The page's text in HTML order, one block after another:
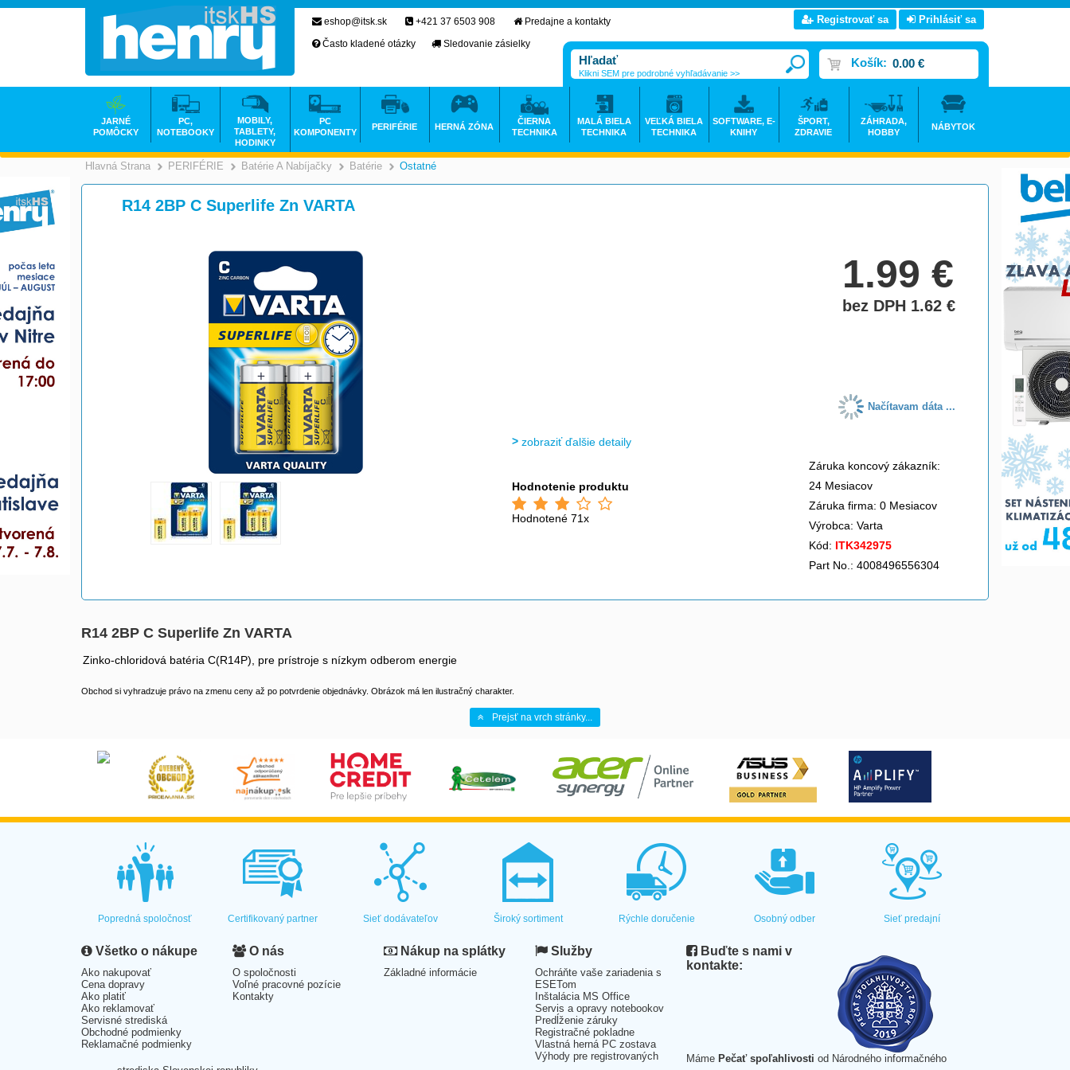
Hlavná Strana >
PERIFÉRIE >
Batérie A Nabíjačky >Batérie Ostatné
R14 2BP C Superlife Zn VARTA
1.99€
bez DPH 1.62€
Načítavam dáta ...
zobraziť ďalšie detaily
Hodnotenie produktu
Hodnotené 71x
Záruka koncový zákazník:
24 Mesiacov
Záruka firma: 0 Mesiacov
Výrobca: Varta
Kód: ITK342975
Part No.: 4008496556304
R14 2BP C Superlife Zn VARTA
Zinko-chloridová batéria C(R14P), pre prístroje s nízkym odberom energie
Obchod si vyhradzuje právo na zmenu ceny až po potvrdenie objednávky. Obrázok má len ilustračný charakter.
Prejsť na vrch stránky...
eshop@itsk.sk +421 37 6503 908
Predajne a kontakty
Často kladené otázky
Sledovanie zásielky
Registrovať sa Prihlásiť sa
Košík: 0.00 €
Klikni SEM pre podrobné vyhľadávanie >>
JARNÉ
POMÔCKY
PC,
NOTEBOOKY
MOBILY,
TABLETY,
HODINKY
PC
KOMPONENTY
PERIFÉRIE HERNÁ ZÓNA
ČIERNA
TECHNIKA
MALÁ BIELA
TECHNIKA
VEĽKÁ BIELA
TECHNIKA
SOFTWARE, E-
KNIHY
ŠPORT,
ZDRAVIE
ZÁHRADA,
HOBBY
NÁBYTOK
Popredná spoločnosť Certifikovaný partner Sieť dodávateľov Široký sortiment Rýchle doručenie Osobný odber Sieť predajní
Všetko o nákupe
Ako nakupovať
Cena dopravy
Ako platiť
Ako reklamovať
Servisné strediská
Obchodné podmienky
Reklamačné podmienky
O nás
O spoločnosti
Voľné pracovné pozície
Kontakty
Nákup na splátky
Základné informácie
Služby
Ochráňte vaše zariadenia s
ESETom
Inštalácia MS Office
Servis a opravy notebookov
Predĺženie záruky
Registračné pokladne
Vlastná herná PC zostava
Výhody pre registrovaných
Buďte s nami v
kontakte:
Máme Pečať spoľahlivosti od Národného informačného